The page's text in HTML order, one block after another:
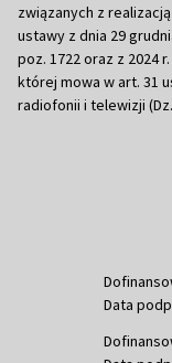
związanych z
ustawy z dnia 29
poz. 1722 oraz z 2024
której mowa w art. 31
radiofonii i telewizji
Data